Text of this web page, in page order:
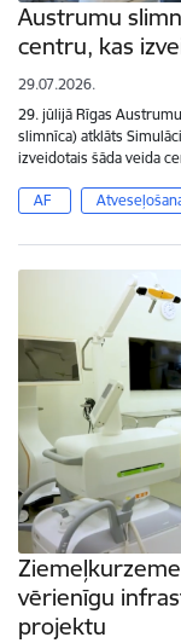
Austrumu
centru, kas
29.07.2026.
29. jūlijā Rīgas
slimnīca) atklāts
izveidotais šāda veida
AF
vērienīgu
projektu